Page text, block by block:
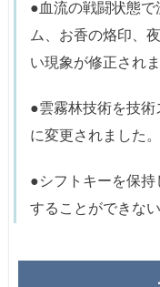
●血流の戦闘状態
ム、お香の烙印、
い現象が修正されま
●雲霧林技術を技
に変更されました。
●シフトキーを保
することができな